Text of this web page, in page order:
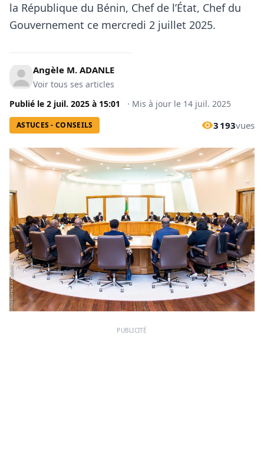
la République du Bénin, Chef de l’État, Chef du
Gouvernement ce mercredi 2 juillet 2025.
Angèle M. ADANLE
Voir tous ses articles
Publié le 2 juil. 2025 à 15:01 · Mis à jour le 14 juil. 2025
ASTUCES - CONSEILS 3 193vues
PUBLICITÉ